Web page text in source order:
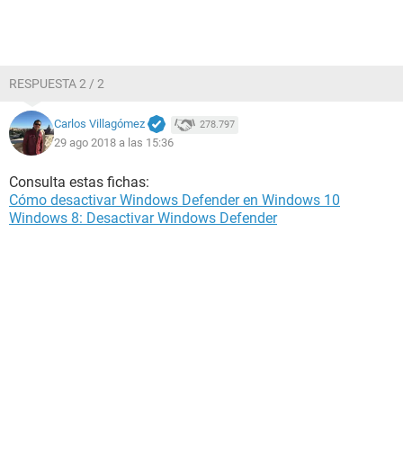
RESPUESTA 2 / 2
Carlos Villagómez 278.797
29 ago 2018 a las 15:36
Consulta estas fichas:
Cómo desactivar Windows Defender en Windows 10
Windows 8: Desactivar Windows Defender